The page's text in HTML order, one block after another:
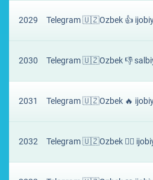
2029 Telegram 🇺🇿Ozbek 👍
2030 Telegram 🇺🇿Ozbek 👎
2031 Telegram 🇺🇿Ozbek 🔥
2032 Telegram 🇺🇿Ozbek ❤️‍🔥